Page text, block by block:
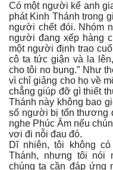
Có một người kể anh
phát Kinh Thánh trong
người chết đói. Nhóm
người đang xếp hàng
một người định trao
cô ta tức giận và la
cho tôi no bụng.” Như
vì chỉ giảng cho họ về
chẳng giúp đỡ gì thiết
Thánh này không bao
số người bị tổn thương
nghe Phúc Âm nếu
vơi đi nỗi đau đó.
Dĩ nhiên, tôi không
Thánh, nhưng tôi nói
chúng ta cần đáp ứng